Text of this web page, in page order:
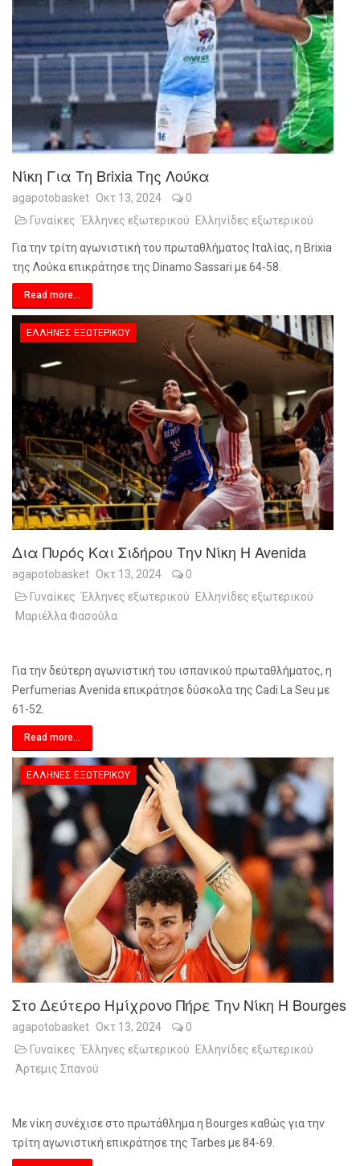
Νίκη Για Τη Brixia Της Λούκα
agapotobasket Οκτ 13, 2024
0
Γυναίκες Έλληνες εξωτερικού Ελληνίδες εξωτερικού
Για την τρίτη αγωνιστική του πρωταθλήματος Ιταλίας, η Brixia
της Λούκα επικράτησε της Dinamo Sassari με 64-58.
Read more...
ΈΛΛΗΝΕΣ ΕΞΩΤΕΡΙΚΟΎ
Δια Πυρός Και Σιδήρου Την Νίκη Η Avenida
agapotobasket Οκτ 13, 2024
0
Γυναίκες Έλληνες εξωτερικού
Ελληνίδες εξωτερικού
Μαριέλλα Φασούλα
Για την δεύτερη αγωνιστική του ισπανικού πρωταθλήματος, η
Perfumerias Avenida επικράτησε δύσκολα της Cadi La Seu με
61-52.
Read more...
ΈΛΛΗΝΕΣ ΕΞΩΤΕΡΙΚΟΎ
Στο Δεύτερο Ημίχρονο Πήρε Την Νίκη Η Bourges
agapotobasket Οκτ 13, 2024
0
Γυναίκες Έλληνες εξωτερικού
Ελληνίδες εξωτερικού
Άρτεμις Σπανού
Με νίκη συνέχισε στο πρωτάθλημα η Bourges καθώς για την
τρίτη αγωνιστική επικράτησε της Tarbes με 84-69.